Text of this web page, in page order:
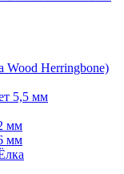
Wood Herringbone)
5,5 мм
мм
мм